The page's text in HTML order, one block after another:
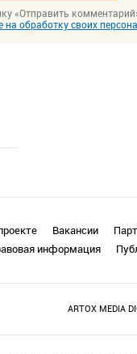
«Отправить
на обработку своих
Вакансии
информация
ARTOX MEDIA